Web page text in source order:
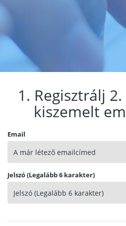
1. Regisztrálj
kiszemelt
Email
Jelszó (Legalább 6 karakter)